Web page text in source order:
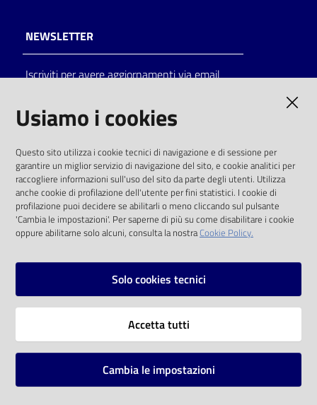
Catalogo
on line
Eventi
Chiedi al
bibliotecario
NEWSLETTER
Iscriviti per avere aggiornamenti via email
solo alle condizioni previste dalla direttiva
comunitaria 2003/98/CE e dal d.lgs. 36/2006
SOCIAL
Instagram
Vai alla pagina
Mappa del sito
Usiamo i cookies
Questo sito utilizza i cookie tecnici di navigazione e di sessione per
garantire un miglior servizio di navigazione del sito, e cookie analitici per
raccogliere informazioni sull'uso del sito da parte degli utenti. Utilizza
anche cookie di profilazione dell'utente per fini statistici. I cookie di
profilazione puoi decidere se abilitarli o meno cliccando sul pulsante
'Cambia le impostazioni'. Per saperne di più su come disabilitare i cookie
oppure abilitarne solo alcuni, consulta la nostraCookie Policy.
Solo cookies tecnici
Accetta tutti
Cambia le impostazioni